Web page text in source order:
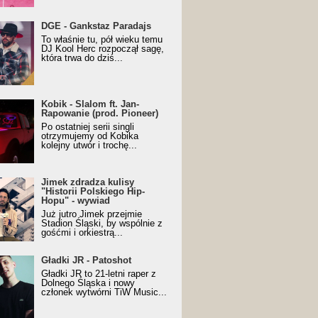
z nagrodą za
Trueschoolowy
Roku (Popkillery 2023)
DGE - Gankstaz Paradajs
To właśnie tu, pół wieku temu
DJ Kool Herc rozpoczął sagę,
która trwa do dziś...
- Slalom ft. Jan-
(prod. Pioneer)
Music Visualiser]
Kobik - Slalom ft. Jan-
Rapowanie (prod. Pioneer)
Po ostatniej serii singli
otrzymujemy od Kobika
kolejny utwór i trochę...
zdradza kulisy "Historii
Hip-Hopu" - wywiad
Jimek zdradza kulisy
"Historii Polskiego Hip-
Hopu" - wywiad
Już jutro Jimek przejmie
Stadion Śląski, by wspólnie z
gośćmi i orkiestrą...
JR - Patoshot
Gładki JR - Patoshot
Gładki JR to 21-letni raper z
Dolnego Śląska i nowy
członek wytwórni TiW Music...